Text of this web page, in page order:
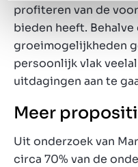
profiteren van de
bieden heeft.
groeimogelijkheden
persoonlijk vlak
uitdagingen aan te
Meer
Uit onderzoek van
circa 70% van de